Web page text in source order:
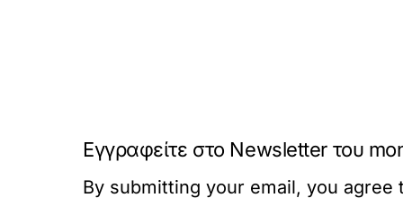
Εγγραφείτε στο Newsletter του
By submitting your email, you